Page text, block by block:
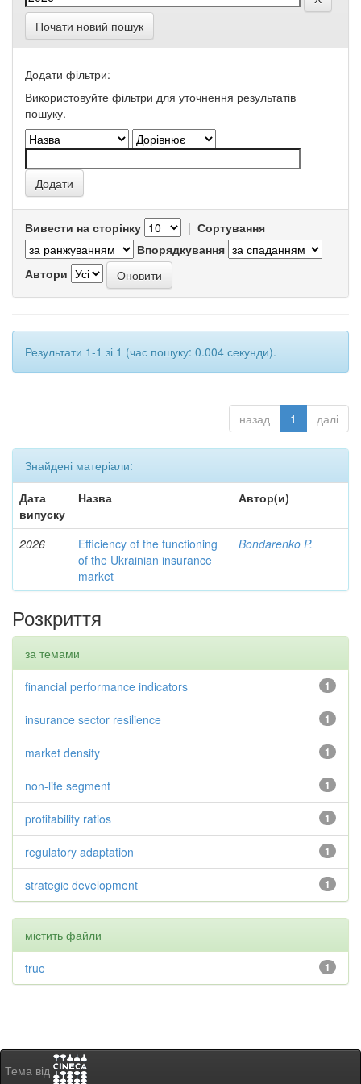
Почати новий пошук
Додати фільтри:
Використовуйте фільтри для уточнення результатів
пошуку.
Вивести на сторінку | Сортування
Впорядкування
Автори
Результати 1-1 зі 1 (час пошуку: 0.004 секунди).
назад 1 далі
Знайдені матеріали:
Дата
випуску
Назва Автор(и)
2026
Efficiency of the functioning
of the Ukrainian insurance
market
Bondarenko P.
Розкриття
за темами
1
financial performance indicators
1
insurance sector resilience
1
market density
1
non-life segment
1
profitability ratios
1
regulatory adaptation
1
strategic development
містить файли
1
true
Тема від